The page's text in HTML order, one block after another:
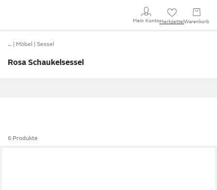
Mein KontoMerkzettel Warenkorb
… Möbel Sessel
Rosa Schaukelsessel
6 Produkte